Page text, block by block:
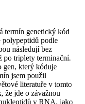
termín genetický kód
polypeptidů podle
následují bez
po triplety terminační.
gen, který kóduje
jsem použil
literatuře v tomto
že jde o závažnou
v RNA, jako